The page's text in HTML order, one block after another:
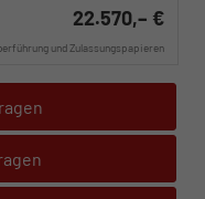
22.570,– €
und Zulassungspapieren